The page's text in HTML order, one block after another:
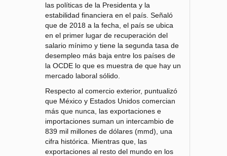
las políticas de la Presidenta y la
estabilidad financiera en el país. Señaló
que de 2018 a la fecha, el país se ubica
en el primer lugar de recuperación del
salario mínimo y tiene la segunda tasa de
desempleo más baja entre los países de
la OCDE lo que es muestra de que hay un
mercado laboral sólido.
Respecto al comercio exterior, puntualizó
que México y Estados Unidos comercian
más que nunca, las exportaciones e
importaciones suman un intercambio de
839 mil millones de dólares (mmd), una
cifra histórica. Mientras que, las
exportaciones al resto del mundo en los